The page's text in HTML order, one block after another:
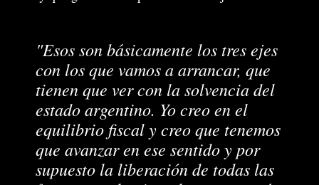
"Esos son básicamente los tres ejes
con los que vamos a arrancar, que
tienen que ver con la solvencia del
estado argentino. Yo creo en el
equilibrio fiscal y creo que tenemos
que avanzar en ese sentido y por
supuesto la liberación de todas las